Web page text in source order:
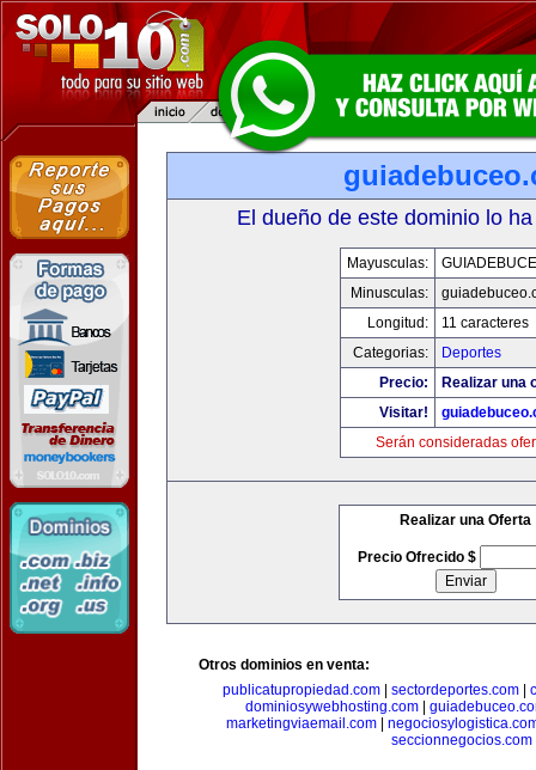
El dueño de este dominio lo
Mayusculas:
Minusculas:
Longitud:
11 caracteres
Categorias:
Deportes
Precio:
Realizar una
Visitar!
Serán consideradas
Realizar una Oferta
Precio Ofrecido $
Otros dominios en venta:
publicatupropiedad.com
sectordeportes.com
dominiosywebhosting.com|
marketingviaemail.com|
seccionnegocios.com